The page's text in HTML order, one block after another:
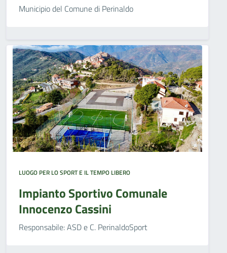
Municipio del Comune di Perinaldo
LUOGO PER LO SPORT E IL TEMPO LIBERO
Impianto Sportivo Comunale
Innocenzo Cassini
Responsabile: ASD e C. PerinaldoSport